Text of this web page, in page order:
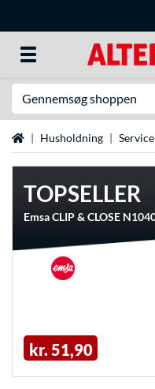
StartsideHusholdning Service
TOPSELLER
kr. 51,90